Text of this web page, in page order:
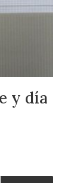
y día